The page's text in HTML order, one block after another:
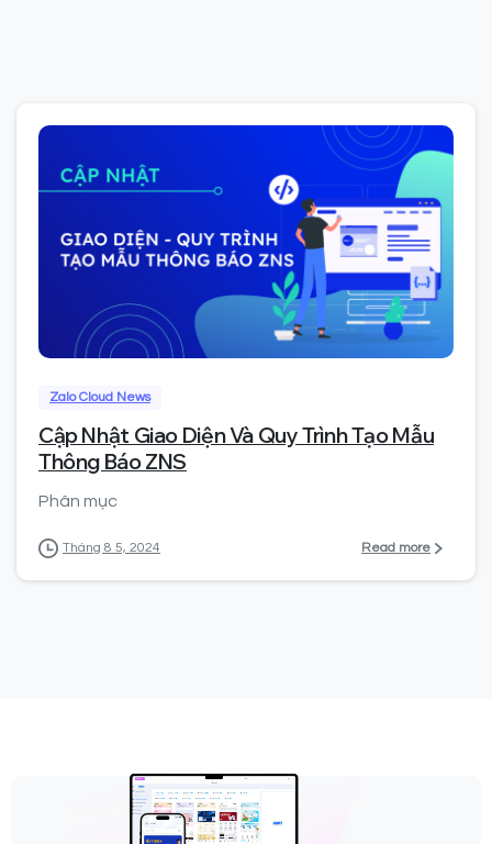
0
Zalo Cloud News
Cập Nhật Giao Diện Và Quy Trình Tạo Mẫu
Thông Báo ZNS
Phân mục
Tháng 8 5, 2024 Read more